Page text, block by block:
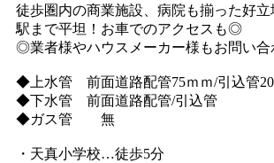
徒歩圏内の商業施設、病院も揃った好立
駅まで平坦！お車でのアクセスも◎
◎業者様やハウスメーカー様もお問い合
◆上水管 前面道路配管75ｍｍ/引込管20
◆下水管 前面道路配管/引込管
◆ガス管 無
・天真小学校…徒歩5分